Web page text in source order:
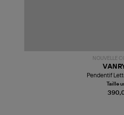
NOUVELLE
Pendentif
Taille